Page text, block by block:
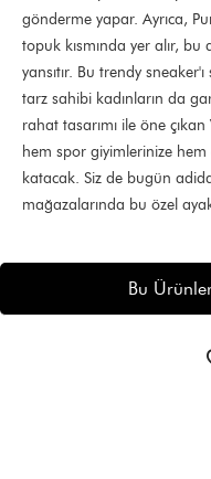
gönderme yapar. Ayrıca,
topuk kısmında yer alır, bu
yansıtır. Bu trendy
tarz sahibi kadınların da
rahat tasarımı ile öne
hem spor giyimlerinize
katacak. Siz de bugün
mağazalarında bu özel
Bu